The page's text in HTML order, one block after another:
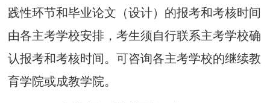
践性环节和毕业论文（设计） 的报考和考核时间
由各主考学校安排，考生须自行联系主考学校确
认报考和考核时间。可咨询各主考学校的继续教
育学院或成教学院。